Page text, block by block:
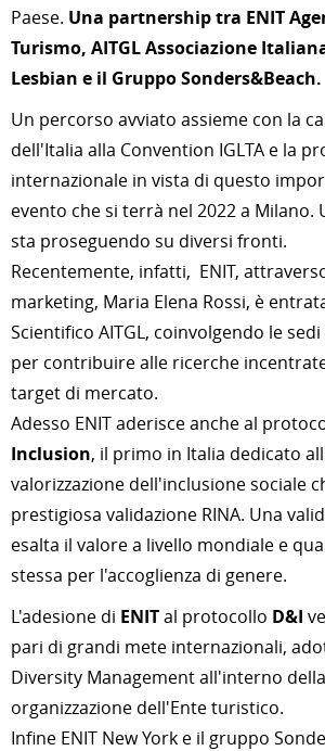
Paese. Una partnership tra ENIT
Turismo, AITGL Associazione
Lesbian e il Gruppo Sonders&Beach.
Un percorso avviato assieme con la
dell'Italia alla Convention IGLTA e la
internazionale in vista di questo
evento che si terrà nel 2022 a Milano.
sta proseguendo su diversi fronti.
Recentemente, infatti, ENIT,
marketing, Maria Elena Rossi, è
Scientifico AITGL, coinvolgendo le
per contribuire alle ricerche
target di mercato.
Adesso ENIT aderisce anche al
Inclusion, il primo in Italia dedicato
valorizzazione dell'inclusione sociale
prestigiosa validazione RINA. Una
esalta il valore a livello mondiale e
stessa per l'accoglienza di genere.
L'adesione di ENITal protocollo D&I
pari di grandi mete internazionali,
Diversity Management all'interno
organizzazione dell'Ente turistico.
Infine ENIT New York e il gruppo